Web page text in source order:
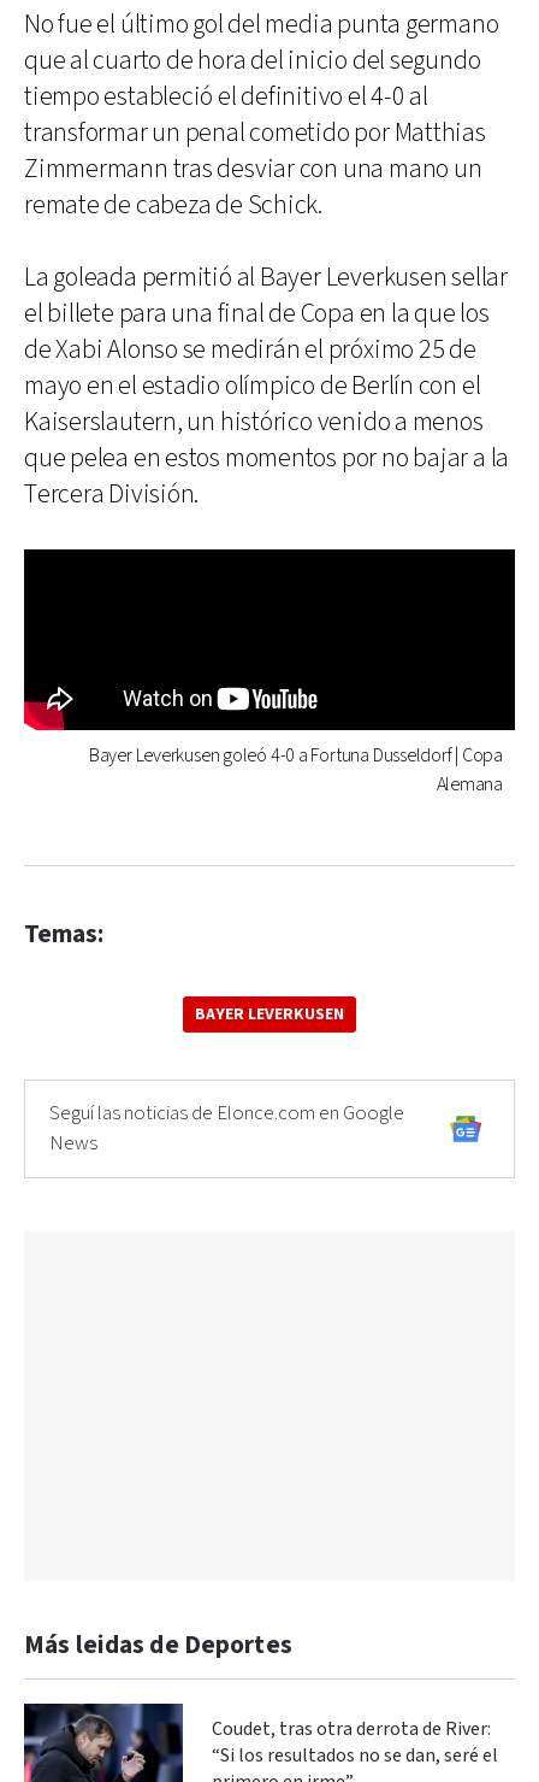
No fue el último gol del media punta germano
que al cuarto de hora del inicio del segundo
tiempo estableció el definitivo el 4-0 al
transformar un penal cometido por Matthias
Zimmermann tras desviar con una mano un
remate de cabeza de Schick.
La goleada permitió al Bayer Leverkusen sellar
el billete para una final de Copa en la que los
de Xabi Alonso se medirán el próximo 25 de
mayo en el estadio olímpico de Berlín con el
Kaiserslautern, un histórico venido a menos
que pelea en estos momentos por no bajar a la
Tercera División.
Bayer Leverkusen goleó 4-0 a Fortuna Dusseldorf | Copa
Alemana
Temas:
BAYER LEVERKUSEN
Seguí las noticias de Elonce.com en Google
News
Más leidas de Deportes
Coudet, tras otra derrota de River:
“Si los resultados no se dan, seré el